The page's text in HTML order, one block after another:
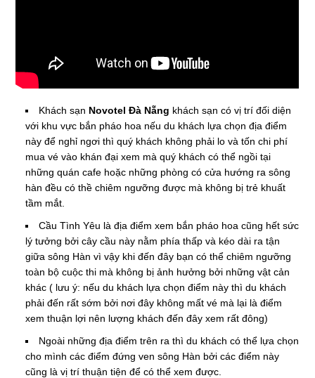
Khách sạn Novotel Đà Nẵng khách sạn có vị trí đối diện
với khu vực bắn pháo hoa nếu du khách lựa chọn địa điểm
này để nghỉ ngơi thì quý khách không phải lo và tốn chi phí
mua vé vào khán đại xem mà quý khách có thể ngồi tại
những quán cafe hoặc những phòng có cửa hướng ra sông
hàn đều có thề chiêm ngưỡng được mà không bị trẻ khuất
tầm mắt.
Cầu Tình Yêu là địa điểm xem bắn pháo hoa cũng hết sức
lý tưởng bởi cây cầu này nằm phía thấp và kéo dài ra tận
giữa sông Hàn vì vậy khi đến đây bạn có thể chiêm ngưỡng
toàn bộ cuộc thi mà không bị ảnh hưởng bởi những vật cản
khác ( lưu ý: nếu du khách lựa chọn điểm này thì du khách
phải đến rất sớm bởi nơi đây không mất vé mà lại là điểm
xem thuận lợi nên lượng khách đến đây xem rất đông)
Ngoài những địa điểm trên ra thì du khách có thể lựa chọn
cho mình các điểm đứng ven sông Hàn bởi các điểm này
cũng là vị trí thuận tiện để có thể xem được.